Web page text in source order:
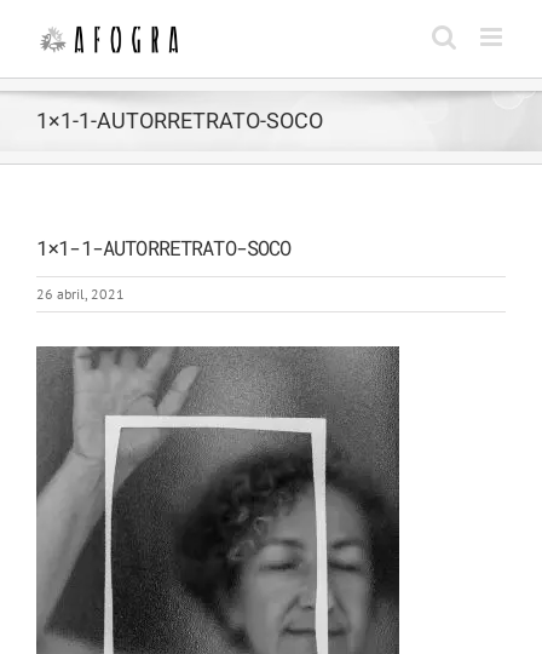
contenido
1×1-1-AUTORRETRATO-SOCO
1×1-1-AUTORRETRATO-SOCO
26 abril, 2021